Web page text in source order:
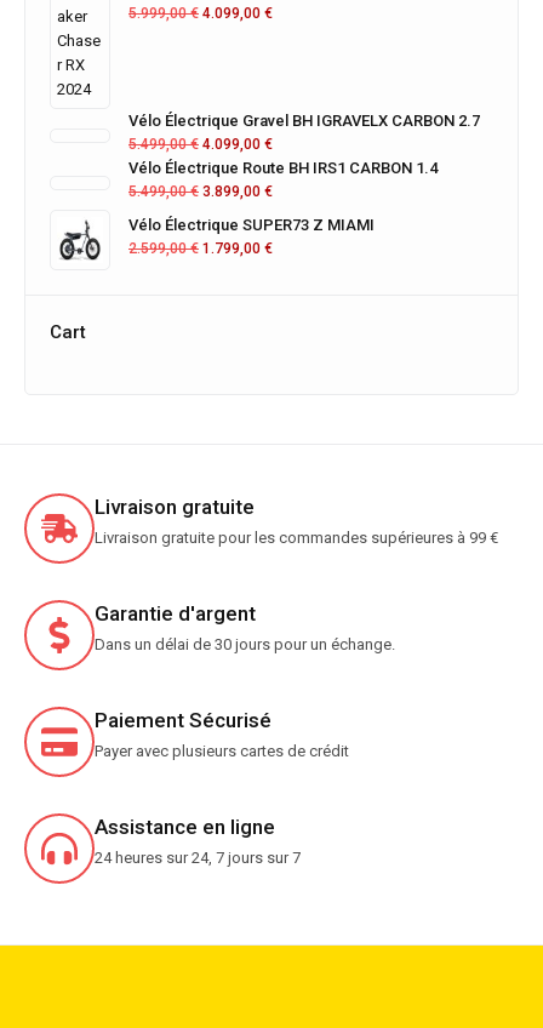
5.999,00€ 4.099,00 €
Vélo Électrique Gravel BH IGRAVELX CARBON 2.7
5.499,00€ 4.099,00 €
Vélo Électrique Route BH IRS1 CARBON 1.4
5.499,00€ 3.899,00 €
Vélo Électrique SUPER73 Z MIAMI
2.599,00€ 1.799,00 €
Cart
Livraison gratuite
Livraison gratuite pour les commandes supérieures à 99 €
Garantie d'argent
Dans un délai de 30 jours pour un échange.
Paiement Sécurisé
Payer avec plusieurs cartes de crédit
Assistance en ligne
24 heures sur 24, 7 jours sur 7